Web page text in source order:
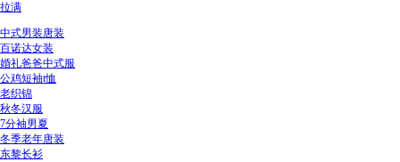
拉满
中式男装唐装
百诺达女装
婚礼爸爸中式服
公鸡短袖t恤
老织锦
秋冬汉服
7分袖男夏
冬季老年唐装
东黎长衫